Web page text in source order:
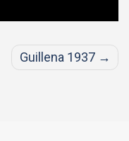
Guillena 1937